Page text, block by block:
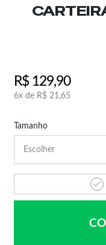
R$129,90
6x de R$ 21,65
Tamanho